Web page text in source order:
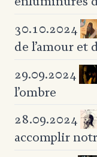
30.10.2024
de l’amour et
29.09.2024
l’ombre
28.09.2024
accomplir